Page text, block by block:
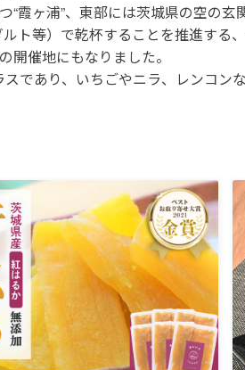
霞ヶ浦”、東部には茨城県の空の玄
ト等）で乾杯することを推進する
開催地にもなりました。
であり、いちごやニラ、レンコン